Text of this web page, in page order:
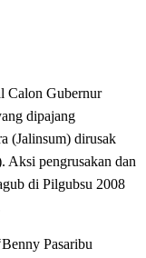
Calon Gubernur
dipajang
(Jalinsum) dirusak
Aksi pengrusakan dan
di Pilgubsu 2008
Pasaribu